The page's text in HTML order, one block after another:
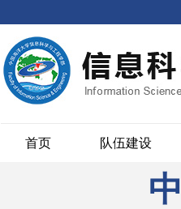
首页 队伍建设